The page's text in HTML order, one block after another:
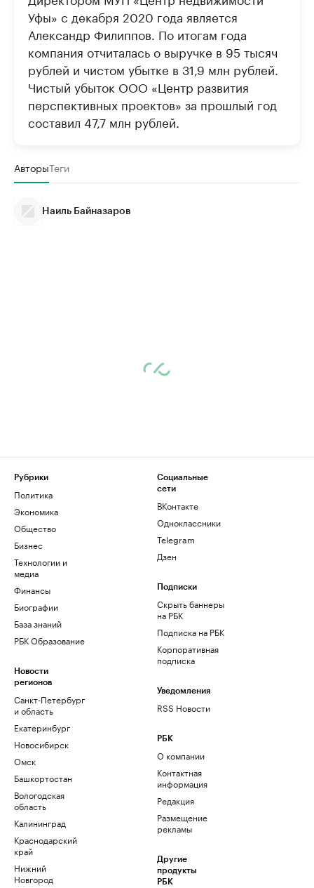
Уфы» с декабря 2020 года является
Александр Филиппов. По итогам года
компания отчиталась о выручке в 95 тысяч
рублей и чистом убытке в 31,9 млн рублей.
Чистый убыток ООО «Центр развития
перспективных проектов» за прошлый год
составил 47,7 млн рублей.
АвторыТеги
Наиль Байназаров
Рубрики
Политика
Экономика
Общество
Бизнес
Технологии и
медиа
Финансы
Биографии
База знаний
РБК Образование
Новости
регионов
Санкт-Петербург
и область
Екатеринбург
Новосибирск
Омск
Башкортостан
Вологодская
область
Калининград
Краснодарский
край
Нижний
Новгород
Социальные
сети
ВКонтакте
Одноклассники
Telegram
Дзен
Подписки
Скрыть баннеры
на РБК
Подписка на РБК
Корпоративная
подписка
Уведомления
RSS Новости
РБК
О компании
Контактная
информация
Редакция
Размещение
рекламы
Другие
продукты
РБК